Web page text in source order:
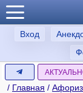
Вход
/ Главная /